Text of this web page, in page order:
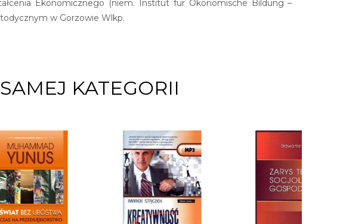
Ekonomicznego (niem. Institut für Ökonomische Bildung –
w Gorzowie Wlkp.
KATEGORII